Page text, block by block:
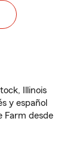
Illinois
y español
Farm desde